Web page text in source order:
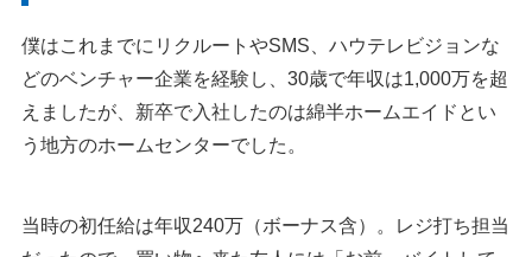
僕はこれまでにリクルートやSMS、ハウテレビジョンな
どのベンチャー企業を経験し、30歳で年収は1,000万を超
えましたが、新卒で入社したのは綿半ホームエイドとい
う地方のホームセンターでした。
当時の初任給は年収240万（ボーナス含）。レジ打ち担当